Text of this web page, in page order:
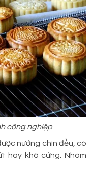
công nghiệp
nướng chín đều, có
hay khô cứng. Nhóm